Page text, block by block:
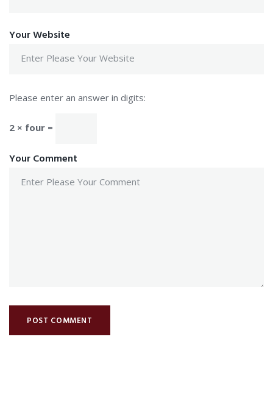
Your Website
Please enter an answer in digits:
2 × four =
Your Comment